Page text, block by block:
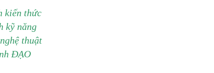
kiến thức
kỹ năng
thuật
ĐẠO